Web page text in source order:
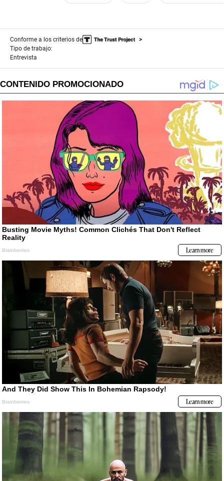
Conforme a los criterios de
Tipo de trabajo:
Entrevista